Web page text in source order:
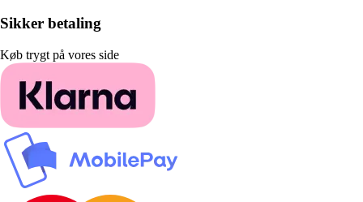
Sikker betaling
Køb trygt på vores side